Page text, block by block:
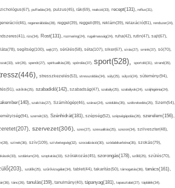
puffadás(34), pulzus(45), rák(69), reakció(33), recept(131), reflux(31),
regenerálódás(28), reggel(39), reggeli(89), reklám(39), relaxáció(81), rendszer(24),
rizs(34), Rost(131), rozmaring(24), rugalmasság(24), ruha(42), rutin(47), sajt(67),
segítség(100), sejt(27), sérülés(58), séta(107), siker(67), sírás(27), smink(37), só(70),
sör(26), spenót(27), spiritualitás(28), spórolás(37), sport(528), sportoló(31), strand(35),
stresszkezelés(53), stresszoldás(34), súly(25), súlyzó(24), sütemény(94),
sütőtök(25), szabadidő(142), szabadság(47), szabály(25), szabályok(24), szájhigiénia(24),
szakítás(27), Számítógép(46), száraz(24), szédülés(35), székrekedés(25), Szem(54),
szemét(32), Szénhidrát(181), szépség(52), szépségápolás(26), szerelem(156),
szervezet(306), szex(27), szexualitás(25), szezon(34), szilveszter(48),
színek(36), szív(109), szívbetegség(32), szocializáció(30), szódabikarbóna(35), szokás(79),
szolárium(24), szoptatás(33), szórakozás(45), szorongás(178), szőlő(25), szülés(70),
szülők(25), szűrővizsgálat(34), tablet(44), takarítás(50), támogatás(36), tanács(161),
tánc(26), tanulás(159), tanulmány(40), tápanyag(181), tapasztalat(27), táplálék(34),